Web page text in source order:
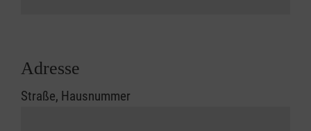
Adresse
Straße, Hausnummer